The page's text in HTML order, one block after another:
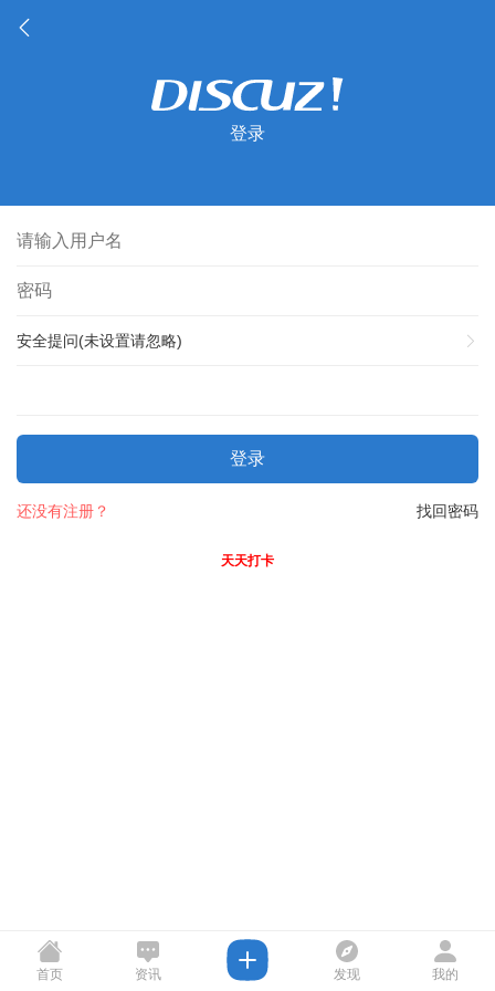
登录
安全提问(未设置请忽略)
登录
找回密码
还没有注册？
天天打卡
首页 资讯 发现 我的